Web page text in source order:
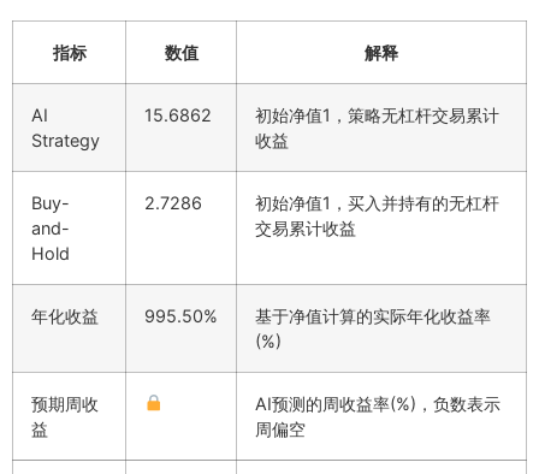
指标 数值 解释
AI
Strategy
15.6862
初始净值1，策略无杠杆交易累计
收益
Buy-
and-
Hold
2.7286
初始净值1，买入并持有的无杠杆
交易累计收益
年化收益 995.50%
基于净值计算的实际年化收益率
(%)
预期周收
益
AI预测的周收益率(%)，负数表示
周偏空